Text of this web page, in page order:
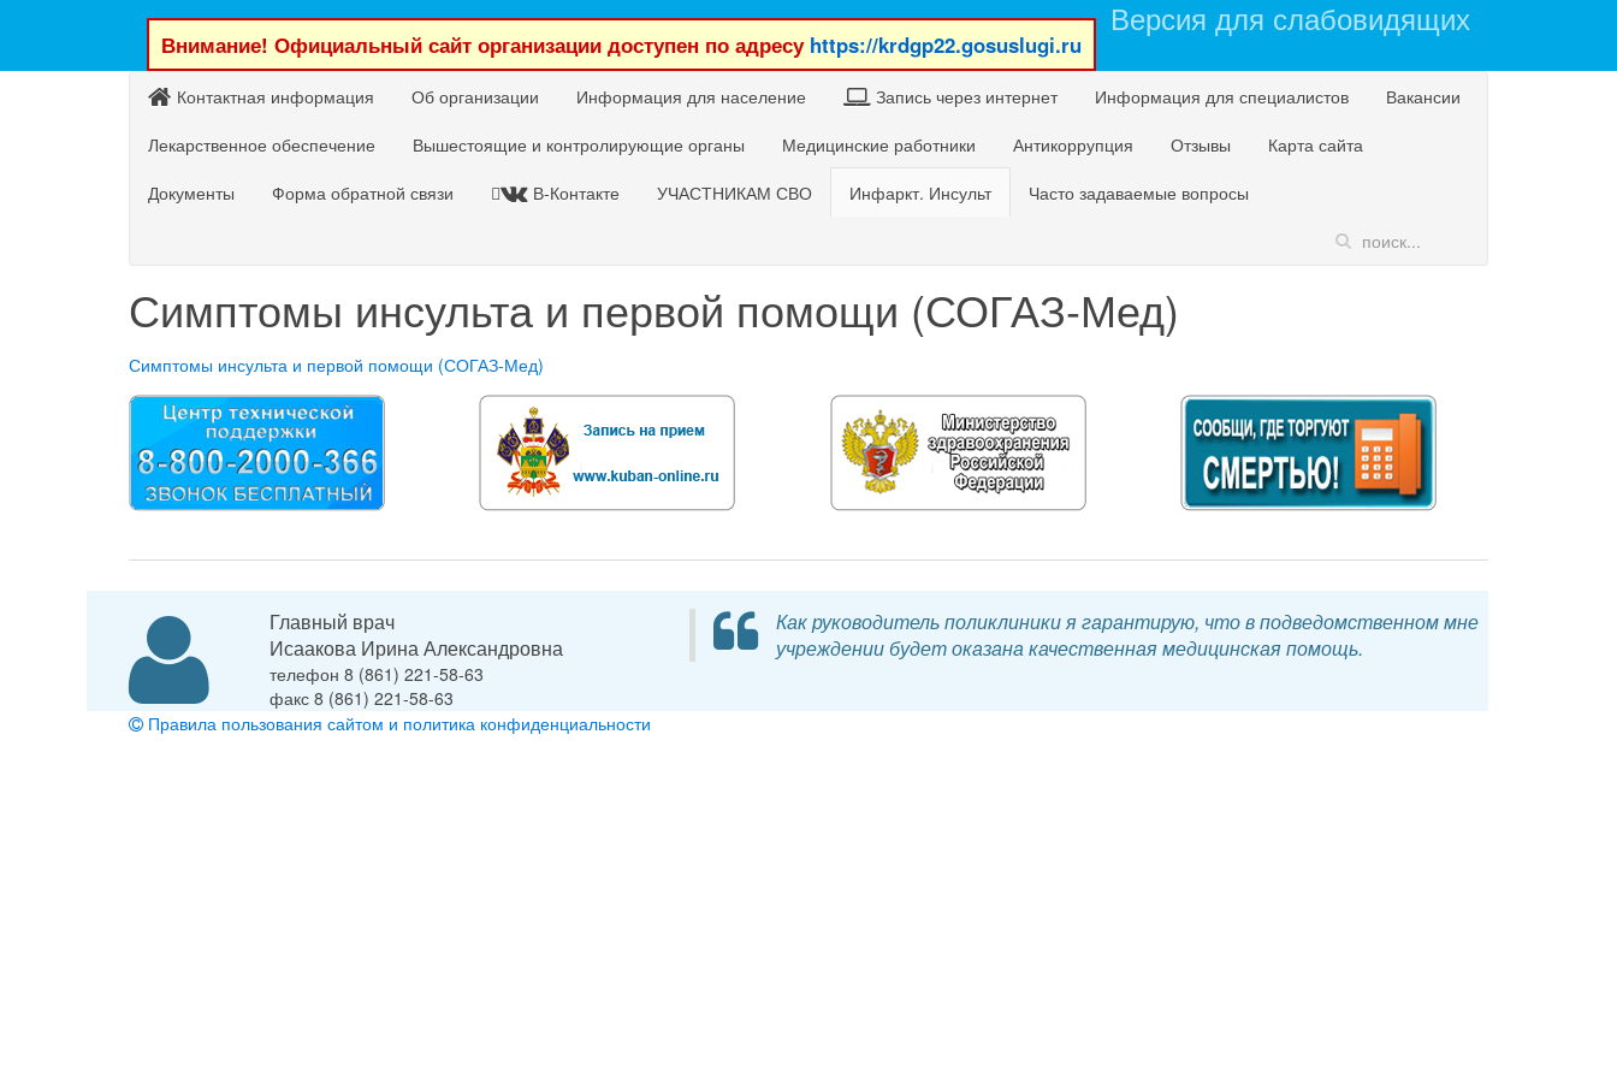
Внимание! Официальный сайт организации доступен по адресу https://krdgp22.gosuslugi.ru
Версия для слабовидящих
Контактная информация Об организации Информация для население Запись через интернет Информация для специалистов
Вакансии
Лекарственное обеспечение
Вышестоящие и контролирующие органы Медицинские работники Антикоррупция Отзывы
Карта сайта
Документы
Форма обратной связи В-Контакте УЧАСТНИКАМ СВО Инфаркт. Инсульт Часто задаваемые вопросы
Симптомы инсульта и первой помощи (СОГАЗ-Мед)
Симптомы инсульта и первой помощи (СОГАЗ-Мед)
Главный врач
Исаакова Ирина Александровна
телефон 8 (861) 221-58-63
факс 8 (861) 221-58-63
Как руководитель поликлиники я гарантирую, что в подведомственном мне
учреждении будет оказана качественная медицинская помощь.
Правила пользования сайтом и политика конфиденциальности